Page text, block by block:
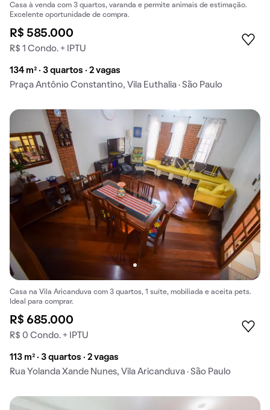
Casa à venda com 3 quartos, varanda e permite animais de estimação.
Excelente oportunidade de compra.
R$ 585.000
R$ 1 Condo. + IPTU
134 m² · 3 quartos · 2 vagas
Praça Antônio Constantino, Vila Euthalia · São Paulo
Casa na Vila Aricanduva com 3 quartos, 1 suíte, mobiliada e aceita pets.
Ideal para comprar.
R$ 685.000
R$ 0 Condo. + IPTU
113 m² · 3 quartos · 2 vagas
Rua Yolanda Xande Nunes, Vila Aricanduva · São Paulo